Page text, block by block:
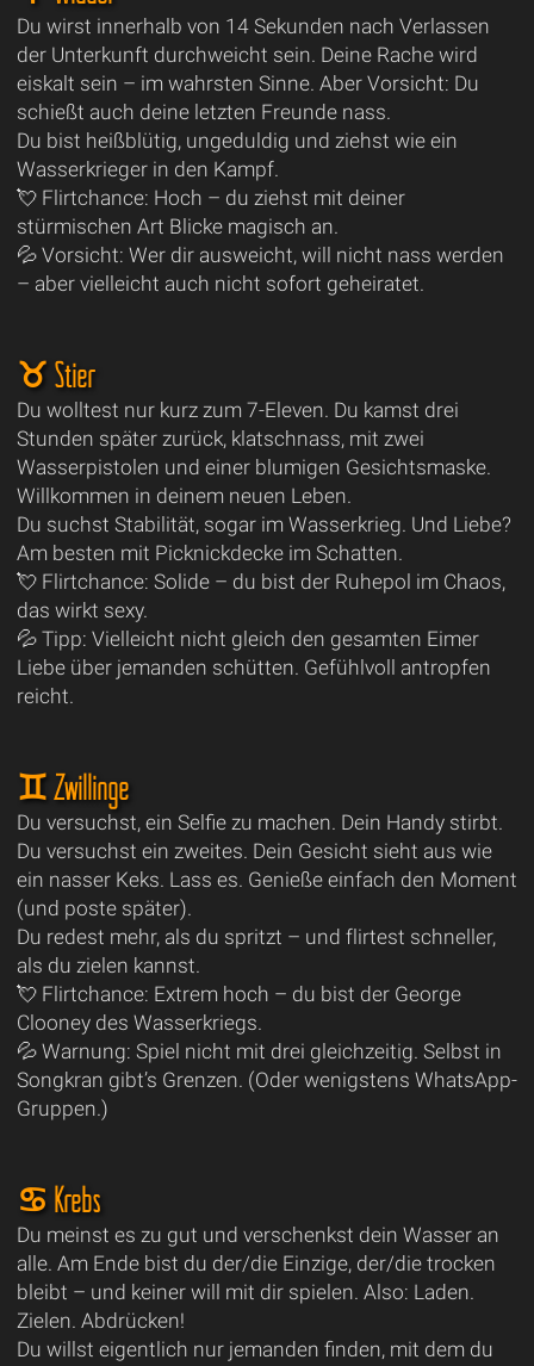
Du wirst innerhalb von 14 Sekunden nach Verlassen
der Unterkunft durchweicht sein. Deine Rache wird
eiskalt sein – im wahrsten Sinne. Aber Vorsicht: Du
schießt auch deine letzten Freunde nass.
Du bist heißblütig, ungeduldig und ziehst wie ein
Wasserkrieger in den Kampf.
💘 Flirtchance: Hoch – du ziehst mit deiner
stürmischen Art Blicke magisch an.
💦 Vorsicht: Wer dir ausweicht, will nicht nass werden
– aber vielleicht auch nicht sofort geheiratet.
♉ Stier
Du wolltest nur kurz zum 7-Eleven. Du kamst drei
Stunden später zurück, klatschnass, mit zwei
Wasserpistolen und einer blumigen Gesichtsmaske.
Willkommen in deinem neuen Leben.
Du suchst Stabilität, sogar im Wasserkrieg. Und Liebe?
Am besten mit Picknickdecke im Schatten.
💘 Flirtchance: Solide – du bist der Ruhepol im Chaos,
das wirkt sexy.
💦 Tipp: Vielleicht nicht gleich den gesamten Eimer
Liebe über jemanden schütten. Gefühlvoll antropfen
reicht.
♊ Zwillinge
Du versuchst, ein Selfie zu machen. Dein Handy stirbt.
Du versuchst ein zweites. Dein Gesicht sieht aus wie
ein nasser Keks. Lass es. Genieße einfach den Moment
(und poste später).
Du redest mehr, als du spritzt – und flirtest schneller,
als du zielen kannst.
💘 Flirtchance: Extrem hoch – du bist der George
Clooney des Wasserkriegs.
💦 Warnung: Spiel nicht mit drei gleichzeitig. Selbst in
Songkran gibt’s Grenzen. (Oder wenigstens WhatsApp-
Gruppen.)
♋ Krebs
Du meinst es zu gut und verschenkst dein Wasser an
alle. Am Ende bist du der/die Einzige, der/die trocken
bleibt – und keiner will mit dir spielen. Also: Laden.
Zielen. Abdrücken!
Du willst eigentlich nur jemanden finden, mit dem du